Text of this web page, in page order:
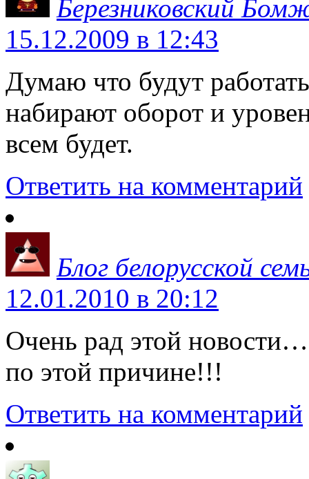
Березниковский
15.12.2009 в 12:43
Думаю что будут
набирают оборот и
всем будет.
Ответить на комментарий
Блог белорусской
12.01.2010 в 20:12
Очень рад этой
по этой причине!!!
Ответить на комментарий